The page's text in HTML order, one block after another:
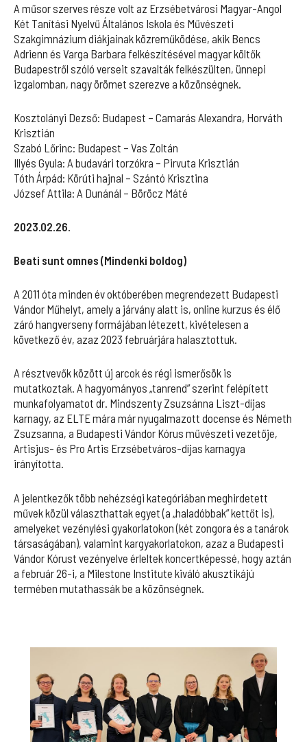
A műsor szerves része volt az Erzsébetvárosi Magyar-Angol
Két Tanítási Nyelvű Általános Iskola és Művészeti
Szakgimnázium diákjainak közreműködése, akik Bencs
Adrienn és Varga Barbara felkészítésével magyar költők
Budapestről szóló verseit szavalták felkészülten, ünnepi
izgalomban, nagy örömet szerezve a közönségnek.
Kosztolányi Dezső: Budapest – Camarás Alexandra, Horváth
Krisztián
Szabó Lőrinc: Budapest – Vas Zoltán
Illyés Gyula: A budavári torzókra – Pirvuta Krisztián
Tóth Árpád: Körúti hajnal – Szántó Krisztina
József Attila: A Dunánál – Böröcz Máté
2023.02.26.
Beati sunt omnes (Mindenki boldog)
A 2011 óta minden év októberében megrendezett Budapesti
Vándor Műhelyt, amely a járvány alatt is, online kurzus és élő
záró hangverseny formájában létezett, kivételesen a
következő év, azaz 2023 februárjára halasztottuk.
A résztvevők között új arcok és régi ismerősök is
mutatkoztak. A hagyományos „tanrend” szerint felépített
munkafolyamatot dr. Mindszenty Zsuzsánna Liszt-díjas
karnagy, az ELTE mára már nyugalmazott docense és Németh
Zsuzsanna, a Budapesti Vándor Kórus művészeti vezetője,
Artisjus- és Pro Artis Erzsébetváros-díjas karnagya
irányította.
A jelentkezők több nehézségi kategóriában meghirdetett
művek közül választhattak egyet (a „haladóbbak” kettőt is),
amelyeket vezénylési gyakorlatokon (két zongora és a tanárok
társaságában), valamint kargyakorlatokon, azaz a Budapesti
Vándor Kórust vezényelve érleltek koncertképessé, hogy aztán
a február 26-i, a Milestone Institute kiváló akusztikájú
termében mutathassák be a közönségnek.